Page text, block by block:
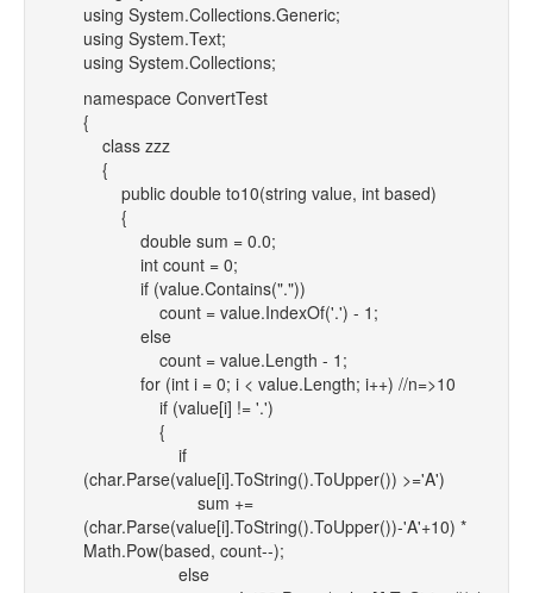
using System.Collections.Generic;
using System.Text;
using System.Collections;
namespace ConvertTest
{
class zzz
{
public double to10(string value, int based)
{
double sum = 0.0;
int count = 0;
if (value.Contains("."))
count = value.IndexOf('.') - 1;
else
count = value.Length - 1;
for (int i = 0; i < value.Length; i++) //n=>10
if (value[i] != '.')
{
if
(char.Parse(value[i].ToString().ToUpper()) >='A')
sum +=
(char.Parse(value[i].ToString().ToUpper())-'A'+10) *
Math.Pow(based, count--);
else